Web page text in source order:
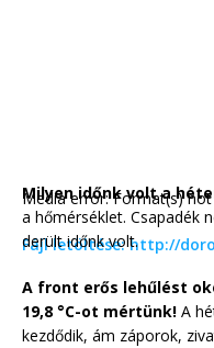
Media error: Format(s)
Fájl letöltése: http://
00:00
Milyen időnk volt a
a hőmérséklet. Csapadék
derült időnk volt.
A front erős lehűlést
19,8 °C-ot mértünk! A
kezdődik, ám záporok,